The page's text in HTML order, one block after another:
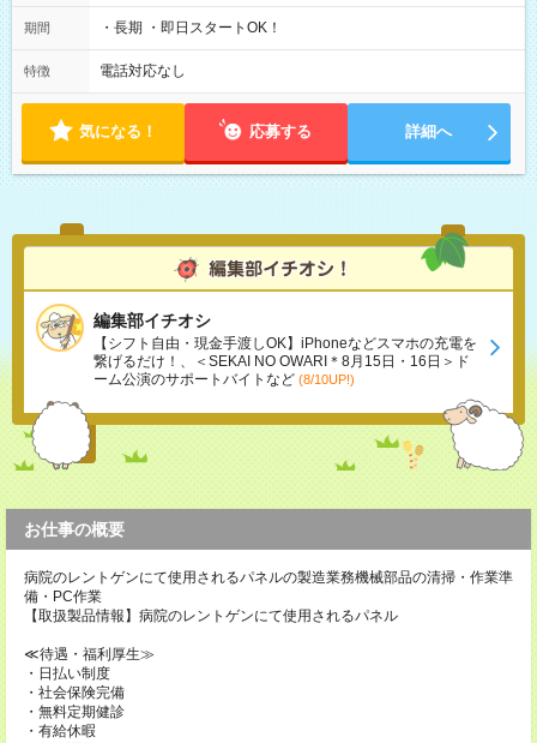
期間 ・長期 ・即日スタートOK！
特徴 電話対応なし
気になる！ 応募する 詳細へ
編集部イチオシ
【シフト自由・現金手渡しOK】iPhoneなどスマホの充電を
繋げるだけ！、＜SEKAI NO OWARI＊8月15日・16日＞ド
ーム公演のサポートバイトなど (8/10UP!)
お仕事の概要
病院のレントゲンにて使用されるパネルの製造業務機械部品の清掃・作業準
備・PC作業
【取扱製品情報】病院のレントゲンにて使用されるパネル
≪待遇・福利厚生≫
・日払い制度
・社会保険完備
・無料定期健診
・有給休暇